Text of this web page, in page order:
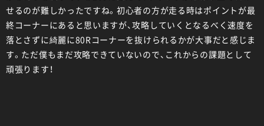
せるのが難しかったですね。初心者の方が走る時はポイントが最
終コーナーにあると思いますが、攻略していくとなるべく速度を
落とさずに綺麗に80Rコーナーを抜けられるかが大事だと感じま
す。ただ僕もまだ攻略できていないので、これからの課題として
頑張ります！